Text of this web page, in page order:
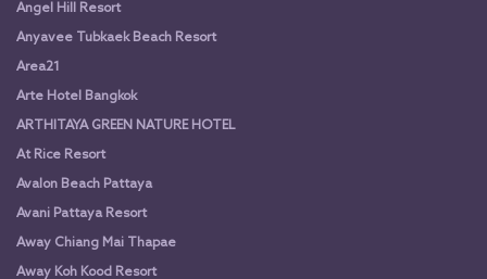
Angel Hill Resort
Anyavee Tubkaek Beach Resort
Area21
Arte Hotel Bangkok
ARTHITAYA GREEN NATURE HOTEL
At Rice Resort
Avalon Beach Pattaya
Avani Pattaya Resort
Away Chiang Mai Thapae
Away Koh Kood Resort